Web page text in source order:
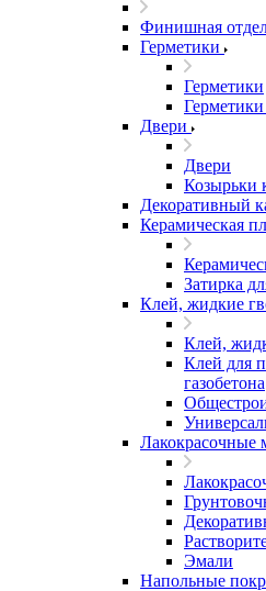
Финишная
Герметики
Герметики
Двери
Двери
Козырьки
Декоративный
Керамическая
Затирка
Клей, жидкие
Клей,
Клей для
газобетона
Лакокрасочные
Эмали
Напольные